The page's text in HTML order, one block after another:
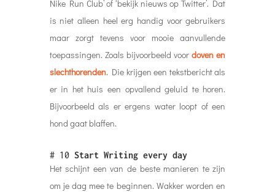
Nike Run Club’ of ‘bekijk nieuws op Twitter’. Dat
is niet alleen heel erg handig voor gebruikers
maar zorgt tevens voor mooie aanvullende
toepassingen. Zoals bijvoorbeeld voordoven en
slechthorenden. Die krijgen een tekstbericht als
er in het huis een opvallend geluid te horen.
Bijvoorbeeld als er ergens water loopt of een
hond gaat blaffen.
# 10 Start Writing every day
Het schijnt een van de beste manieren te zijn
om je dag mee te beginnen. Wakker worden en